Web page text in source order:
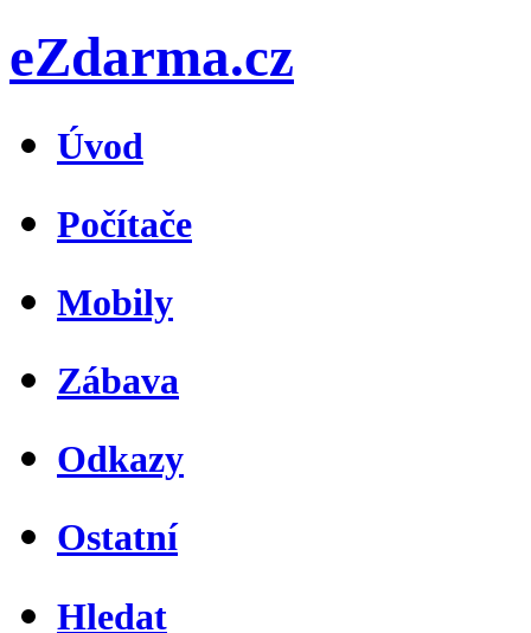
eZdarma.cz
Úvod
Počítače
Mobily
Zábava
Odkazy
Ostatní
Hledat